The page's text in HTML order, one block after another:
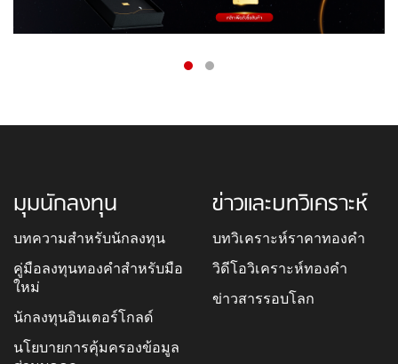
มุมนักลงทุน
บทความสำหรับนักลงทุน
คู่มือลงทุนทองคำสำหรับมือ
ใหม่
นักลงทุนอินเตอร์โกลด์
นโยบายการคุ้มครองข้อมูล
ข่าวและบทวิเคราะห์
บทวิเคราะห์ราคาทองคำ
วิดีโอวิเคราะห์ทองคำ
ข่าวสารรอบโลก